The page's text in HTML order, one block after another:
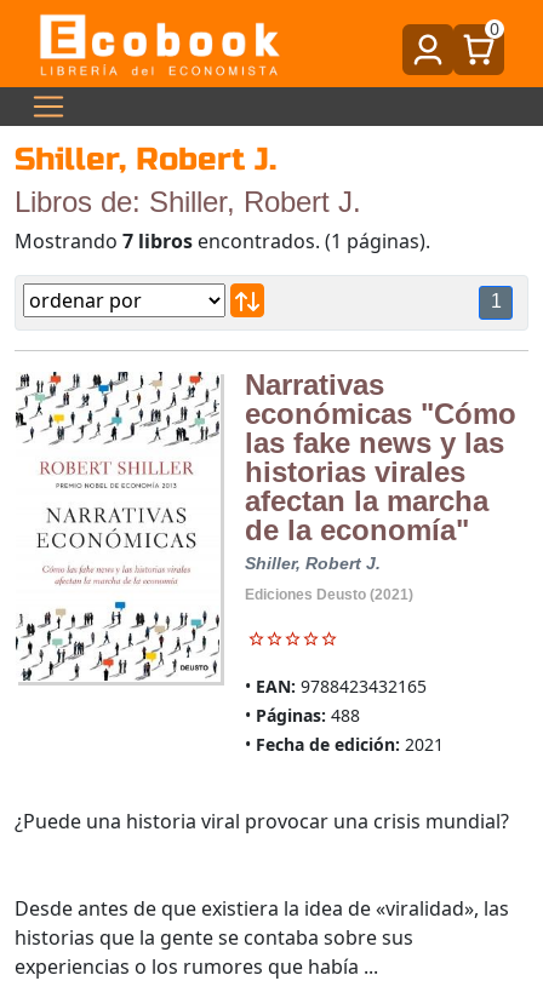
0
Shiller, Robert J.
Libros de: Shiller, Robert J.
Mostrando 7 libros encontrados. (1 páginas).
1
Narrativas
económicas "Cómo
las fake news y las
historias virales
afectan la marcha
de la economía"
Shiller, Robert J.
Ediciones Deusto (2021)
EAN: 9788423432165
Páginas: 488
Fecha de edición: 2021
¿Puede una historia viral provocar una crisis mundial?
Desde antes de que existiera la idea de «viralidad», las
historias que la gente se contaba sobre sus
experiencias o los rumores que había ...